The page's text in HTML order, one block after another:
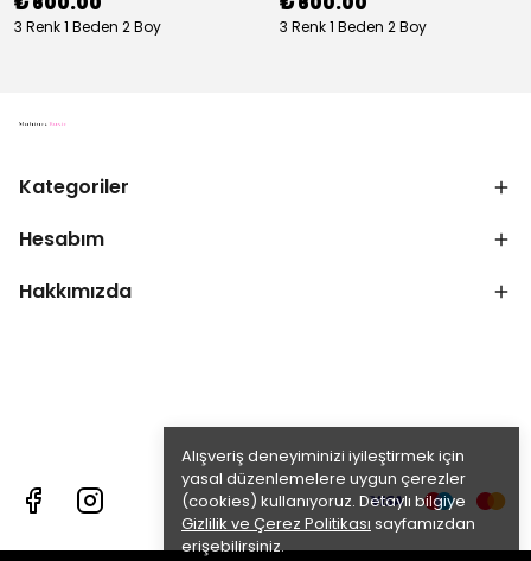
Alışveriş deneyiminizi iyileştirmek için
yasal düzenlemelere uygun çerezler
(cookies) kullanıyoruz. Detaylı bilgiye
Gizlilik ve Çerez Politikası sayfamızdan
erişebilirsiniz.
3 Renk 1 Beden 2 Boy 3 Renk 1 Beden 2 Boy
Kategoriler
Hesabım
Hakkımızda